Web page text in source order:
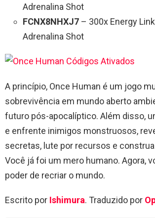
Adrenalina Shot
FCNX8NHXJ7 – 300x Energy
Adrenalina Shot
A princípio, Once Human é um jogo
sobrevivência em mundo aberto
futuro pós-apocalíptico. Além disso,
e enfrente inimigos monstruosos,
secretas, lute por recursos e
Você já foi um mero humano. Agora,
poder de recriar o mundo.
Escrito por Ishimura. Traduzido por